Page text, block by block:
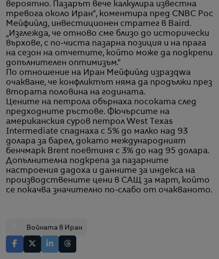
вероятно. Пазарът вече калкулира известна
тревога около Иран“, коментира пред CNBC Рос
Мейфийлд, инвестиционен стратег в Baird.
„Изглежда, че отново сме близо до исторически
върхове, с по-чиста пазарна позиция и на прага
на сезон на отчетите, който може да подкрепи
допълнителен оптимизъм.“
По отношение на Иран Мейфийлд изразqwa
очакване, че конфликтът няма да продължи през
втората половина на годината.
Цените на петрола обърнаха посоката след
предходните ръстове. Фючърсите на
американския суров петрол West Texas
Intermediate спаднаха с 5% до малко над 93
долара за барел, докато международният
бенчмарк Brent поевтиня с 3% до над 95 долара.
Допълнителна подкрепа за пазарните
настроения дадоха и данните за индекса на
производствените цени в САЩ за март, който
се покачва значително по-слабо от очакваното.
Войната в Иран